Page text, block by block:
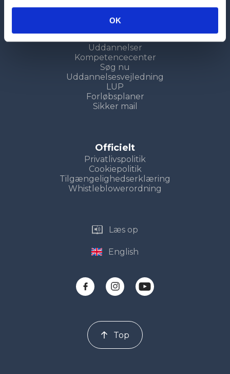
OK
Genveje
Uddannelser
Kompetencecenter
Søg nu
Uddannelsesvejledning
LUP
Forløbsplaner
Sikker mail
Officielt
Privatlivspolitik
Cookiepolitik
Tilgængelighedserklæring
Whistleblowerordning
Læs op
English
Top